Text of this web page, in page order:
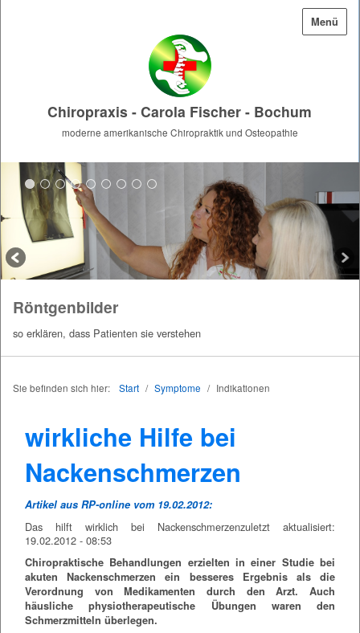
Menü
Chiropraxis - Carola Fischer - Bochum
moderne amerikanische Chiropraktik und Osteopathie
Röntgenbilder
so erklären, dass Patienten sie verstehen
Sie befinden sich hier: Start / Symptome / Indikationen
wirkliche Hilfe bei
Nackenschmerzen
Artikel aus RP-online vom 19.02.2012:
Das hilft wirklich bei Nackenschmerzenzuletzt aktualisiert:
19.02.2012 - 08:53
Chiropraktische Behandlungen erzielten in einer Studie bei
akuten Nackenschmerzen ein besseres Ergebnis als die
Verordnung von Medikamenten durch den Arzt. Auch
häusliche physiotherapeutische Übungen waren den
Schmerzmitteln überlegen.